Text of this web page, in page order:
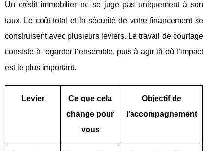
Un crédit immobilier ne se juge pas uniquement à son
taux. Le coût total et la sécurité de votre financement se
construisent avec plusieurs leviers. Le travail de courtage
consiste à regarder l’ensemble, puis à agir là où l’impact
est le plus important.
Levier
Ce que cela
change pour
vous
Objectif de
l’accompagnement